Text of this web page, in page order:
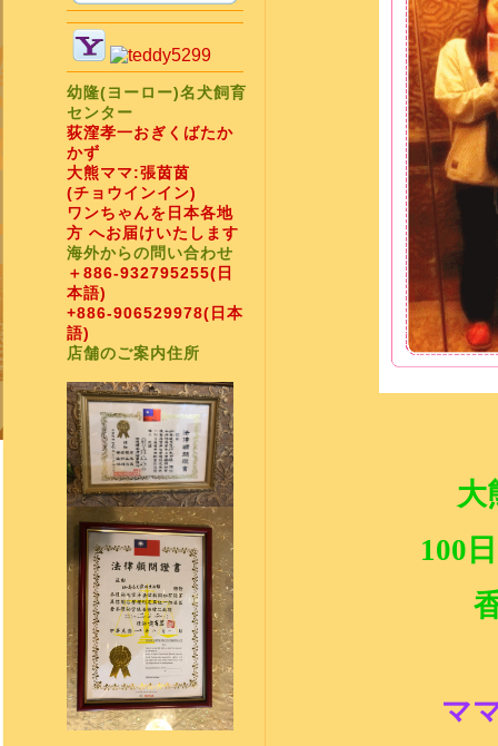
幼隆(ヨーロー)名犬飼育
センター
荻漥孝一おぎくばたか
かず
大熊ママ:張茵茵
(チョウインイン)
ワンちゃんを日本各地
方 へお届けいたします
海外からの問い合わせ
＋886-932795255(日
本語)
+886-906529978(日本
語)
店舗のご案内住所
大
100
マ